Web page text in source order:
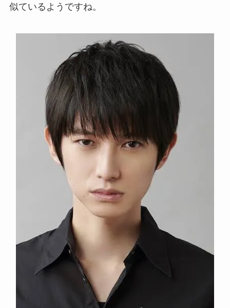
似ているようですね。